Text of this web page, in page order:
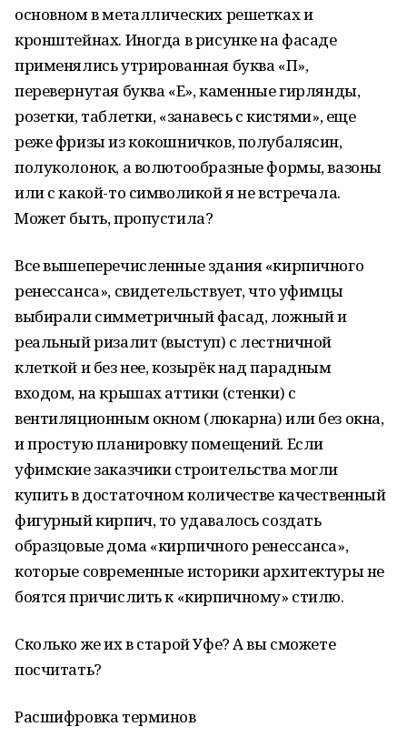
основном в металлических решетках и
кронштейнах. Иногда в рисунке на фасаде
применялись утрированная буква «П»,
перевернутая буква «Е», каменные гирлянды,
розетки, таблетки, «занавесь с кистями», еще
реже фризы из кокошничков, полубалясин,
полуколонок, а волютообразные формы, вазоны
или с какой-то символикой я не встречала.
Может быть, пропустила?
Все вышеперечисленные здания «кирпичного
ренессанса», свидетельствует, что уфимцы
выбирали симметричный фасад, ложный и
реальный ризалит (выступ) с лестничной
клеткой и без нее, козырёк над парадным
входом, на крышах аттики (стенки) с
вентиляционным окном (люкарна) или без окна,
и простую планировку помещений. Если
уфимские заказчики строительства могли
купить в достаточном количестве качественный
фигурный кирпич, то удавалось создать
образцовые дома «кирпичного ренессанса»,
которые современные историки архитектуры не
боятся причислить к «кирпичному» стилю.
Сколько же их в старой Уфе? А вы сможете
посчитать?
Расшифровка терминов